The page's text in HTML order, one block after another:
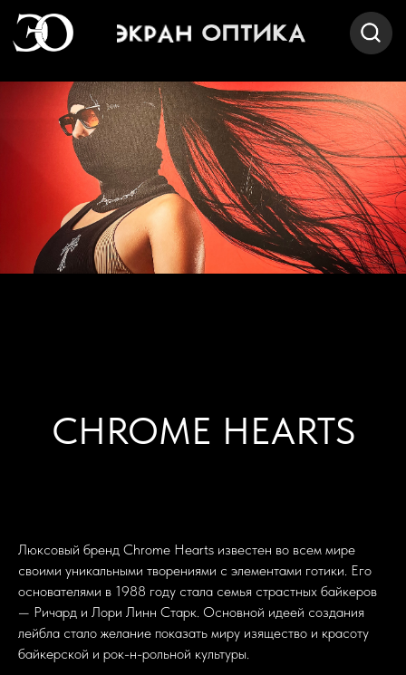
CHROME HEARTS
Люксовый бренд Chrome Hearts известен во всем мире
своими уникальными творениями с элементами готики. Его
основателями в 1988 году стала семья страстных байкеров
— Ричард и Лори Линн Старк. Основной идеей создания
лейбла стало желание показать миру изящество и красоту
байкерской и рок-н-рольной культуры.